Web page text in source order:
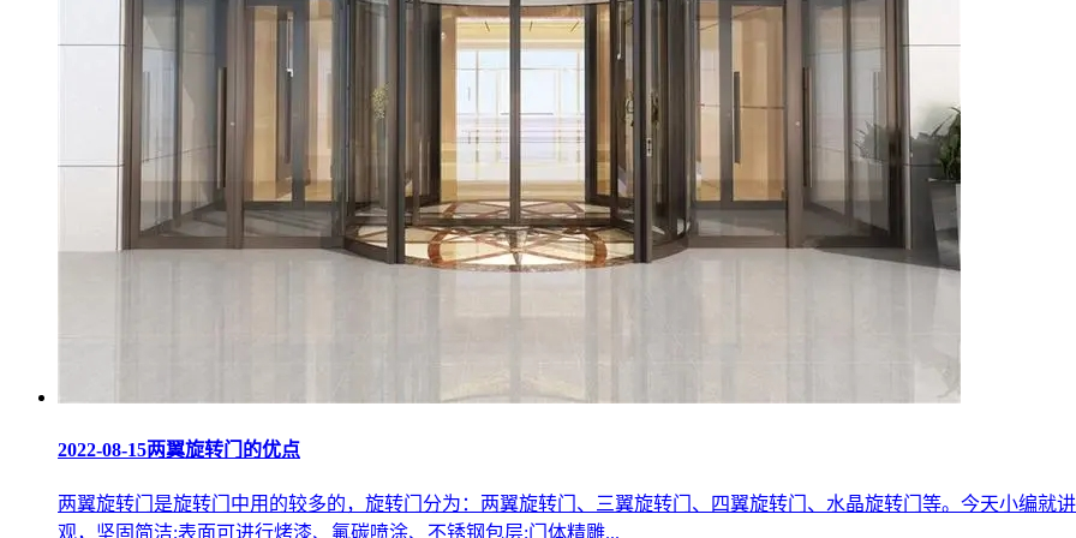
2022-08-15两翼旋转门的优点
两翼旋转门是旋转门中用的较多的，旋转门分为：两翼旋转门、三翼旋转门、四翼旋转门、水晶旋转门等。今天小编就
观，坚固简洁;表面可进行烤漆、氟碳喷涂、不锈钢包层;门体精雕...